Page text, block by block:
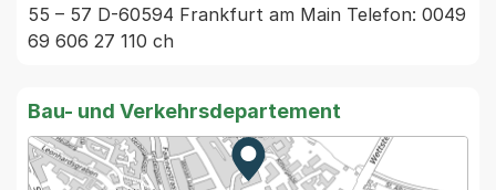
55 – 57 D-60594 Frankfurt am Main Telefon: 0049
69 606 27 110 ch
Bau- und Verkehrsdepartement
Zur Karte von MapBS.
Externer Link, wird in einem